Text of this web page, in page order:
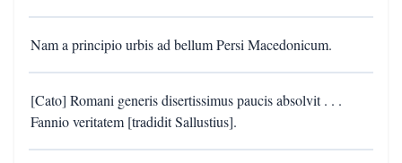
Nam a principio urbis ad bellum Persi Macedonicum.
[Cato] Romani generis disertissimus paucis absolvit . . .
Fannio veritatem [tradidit Sallustius].